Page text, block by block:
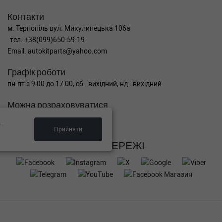
Контакти
м. Тернопіль вул. Микулинецька 106а
тел. +38(099)650-59-19
Email. autokitparts@yahoo.com
Графік роботи
пн-пт з 9:00 до 17:00, сб - вихідний, нд - вихідний
Можна розраховуватися
СОЦ МЕРЕЖІ
Прийняти